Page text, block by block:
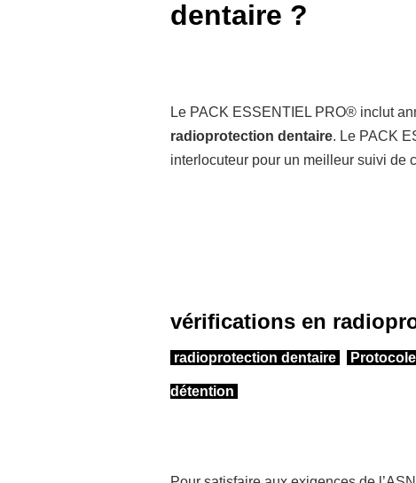
dentaire ?
Le PACK ESSENTIEL PRO® inclut
radioprotection dentaire. Le PACK
interlocuteur pour un meilleur suivi de
vérifications en
radioprotection dentaire
détention